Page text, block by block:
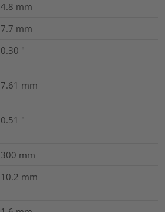
4.8 mm
7.7 mm
0.30 "
7.61 mm
0.51 "
300 mm
10.2 mm